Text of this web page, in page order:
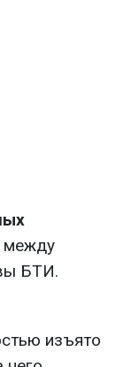
между
БТИ.
изъято